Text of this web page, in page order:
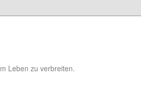
Leben zu verbreiten.